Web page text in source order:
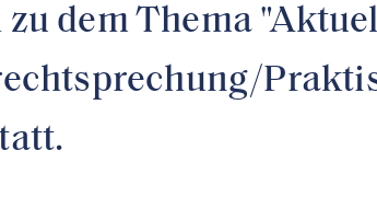
zu dem Thema